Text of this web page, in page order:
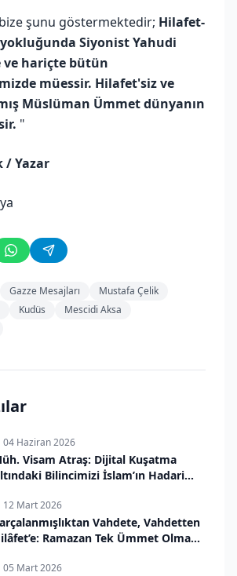
şunu göstermektedir; Hilafet-
Siyonist Yahudi
ve hariçte bütün
müessir. Hilafet'siz ve
Müslüman Ümmet dünyanın
"
/ Yazar
Gazze Mesajları
Mustafa Çelik
Kudüs
Mescidi Aksa
04 Haziran 2026
Visam Atraş: Dijital Kuşatma
Bilincimizi İslam’ın Hadari
12 Mart 2026
Vahdete, Vahdetten
Ramazan Tek Ümmet Olma
05 Mart 2026